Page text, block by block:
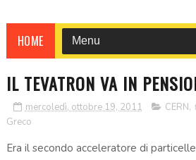
HOME
IL TEVATRON VA IN
mercoledì, ottobre 19, 2011 CERN,
Greco
Era il secondo acceleratore di